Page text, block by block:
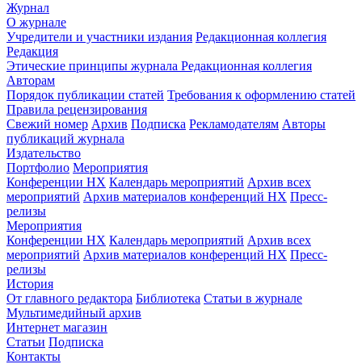
Журнал
О журнале
Учредители и участники издания Редакционная коллегия
Редакция
Этические принципы журнала Редакционная коллегия
Авторам
Порядок публикации статей Требования к оформлению статей
Правила рецензирования
Свежий номер Архив Подписка Рекламодателям Авторы
публикаций журнала
Издательство
Портфолио Мероприятия
Конференции НХ Календарь мероприятий Архив всех
мероприятий Архив материалов конференций НХ Пресс-
релизы
Мероприятия
Конференции НХ Календарь мероприятий Архив всех
мероприятий Архив материалов конференций НХ Пресс-
релизы
История
От главного редактора Библиотека Статьи в журнале
Мультимедийный архив
Интернет магазин
Статьи Подписка
Контакты